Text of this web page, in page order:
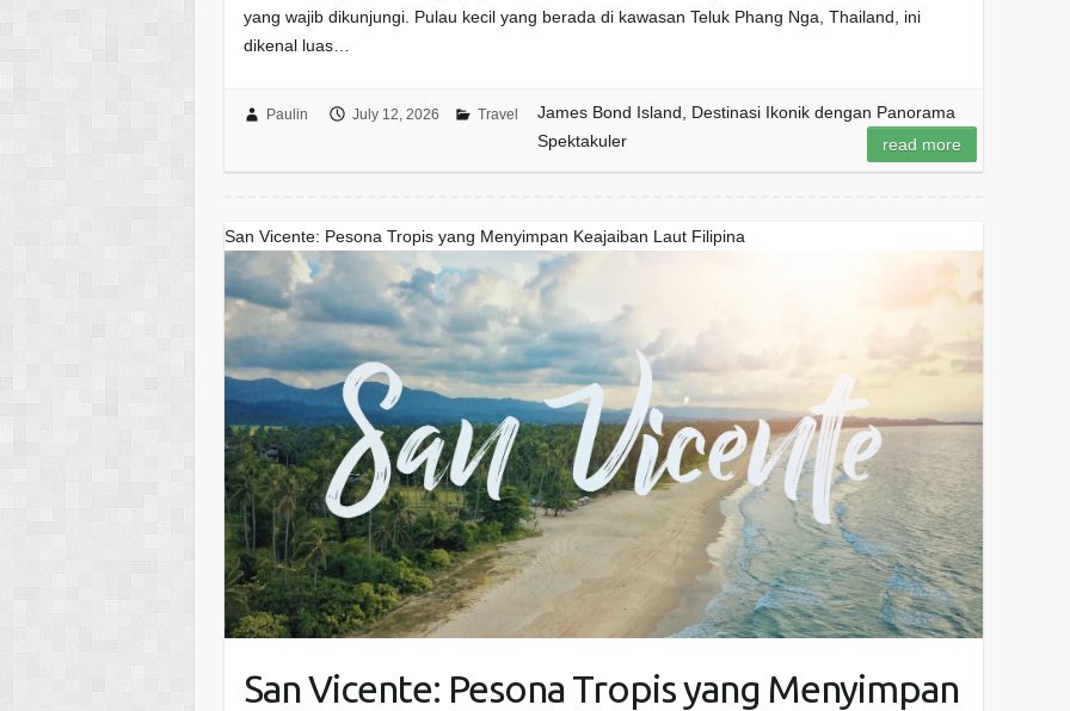
yang wajib dikunjungi. Pulau kecil yang berada di kawasan Teluk Phang Nga, Thailand, ini
dikenal luas…
Paulin July 12, 2026 Travel
James Bond Island, Destinasi Ikonik dengan Panorama
Spektakuler
read more
San Vicente: Pesona Tropis yang Menyimpan Keajaiban Laut Filipina
San Vicente: Pesona Tropis yang Menyimpan